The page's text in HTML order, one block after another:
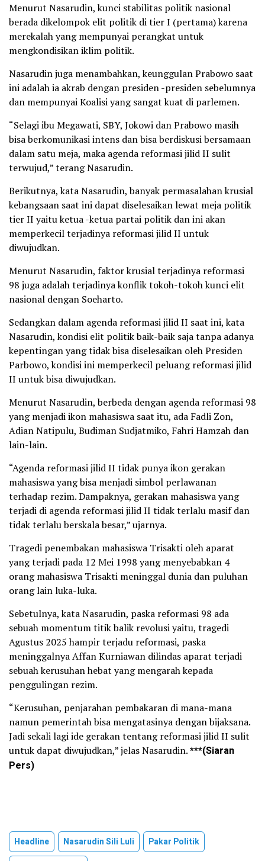
Menurut Nasarudin, kunci stabilitas politik nasional
berada dikelompok elit politik di tier I (pertama) karena
merekalah yang mempunyai perangkat untuk
mengkondisikan iklim politik.
Nasarudin juga menambahkan, keunggulan Prabowo saat
ini adalah ia akrab dengan presiden -presiden sebelumnya
dan mempunyai Koalisi yang sangat kuat di parlemen.
“Selagi ibu Megawati, SBY, Jokowi dan Prabowo masih
bisa berkomunikasi intens dan bisa berdiskusi bersamaan
dalam satu meja, maka agenda reformasi jilid II sulit
terwujud,” terang Nasarudin.
Berikutnya, kata Nasarudin, banyak permasalahan krusial
kebangsaan saat ini dapat diselesaikan lewat meja politik
tier II yaitu ketua -ketua partai politik dan ini akan
memperkecil terjadinya reformasi jilid II untuk
diwujudkan.
Menurut Nasarudin, faktor krusial terjadinya reformasi
98 juga adalah terjadinya konflik tokoh-tokoh kunci elit
nasional dengan Soeharto.
Sedangkan dalam agenda reformasi jilid II saat ini, kata
Nasarudin, kondisi elit politik baik-baik saja tanpa adanya
kepentingan yang tidak bisa diselesaikan oleh Presiden
Parbowo, kondisi ini memperkecil peluang reformasi jilid
II untuk bisa diwujudkan.
Menurut Nasarudin, berbeda dengan agenda reformasi 98
yang menjadi ikon mahasiswa saat itu, ada Fadli Zon,
Adian Natipulu, Budiman Sudjatmiko, Fahri Hamzah dan
lain-lain.
“Agenda reformasi jilid II tidak punya ikon gerakan
mahasiswa yang bisa menjadi simbol perlawanan
terhadap rezim. Dampaknya, gerakan mahasiswa yang
terjadi di agenda reformasi jilid II tidak terlalu masif dan
tidak terlalu berskala besar,” ujarnya.
Tragedi penembakan mahasiswa Trisakti oleh aparat
yang terjadi pada 12 Mei 1998 yang menyebabkan 4
orang mahasiswa Trisakti meninggal dunia dan puluhan
orang lain luka-luka.
Sebetulnya, kata Nasarudin, paska reformasi 98 ada
sebuah momentum titik balik revolusi yaitu, tragedi
Agustus 2025 hampir terjadu reformasi, paska
meninggalnya Affan Kurniawan dilindas aparat terjadi
sebuah kerusuhan hebat yang mengarah kepada
penggulingan rezim.
“Kerusuhan, penjarahan pembakaran di mana-mana
namun pemerintah bisa mengatasinya dengan bijaksana.
Jadi sekali lagi ide gerakan tentang reformasi jilid II sulit
untuk dapat diwujudkan,” jelas Nasarudin.***(Siaran
Pers)
Headline Nasarudin Sili Luli
Pakar Politik